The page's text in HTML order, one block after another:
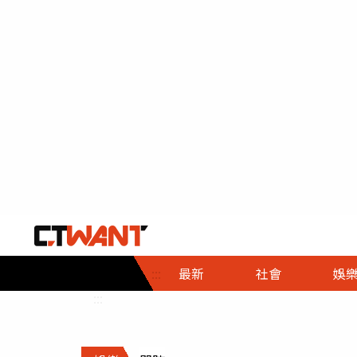
::: 最新 社會
社會首頁
時事
調查
娛樂
娛樂首頁
即時
財經首頁
熱線
政